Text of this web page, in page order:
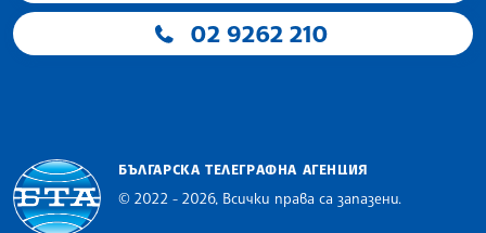
02 9262 210
БЪЛГАРСКА ТЕЛЕГРАФНА АГЕНЦИЯ
© 2022 - 2026, Всички права са запазени.